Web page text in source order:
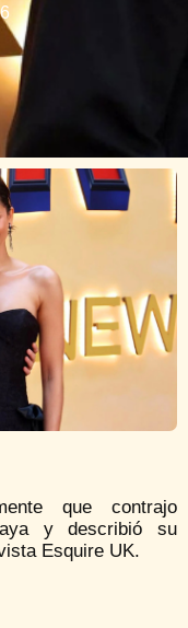
que contrajo
y describió su
Esquire UK.